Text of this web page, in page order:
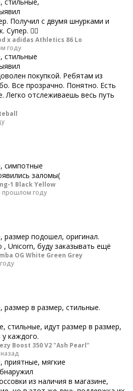
Получил с двумя шнурками и
👍🏻
x adidas Athletics 86 Lo
году
стильные
покупкой. Ребятам из
Все прозрачно. Понятно. Есть
Легко отслеживаешь весь путь
симпотные
заломы(
1 Black Yellow
прошлом году
размер подошел, оригинал.
, Unicorn, буду заказывать ещё
OG White Green Grey
размер в размер, стильные.
стильные, идут размер в размер,
каждого.
Boost 350 V2 "Ash Pearl"
приятные, мягкие
из наличия в магазине,